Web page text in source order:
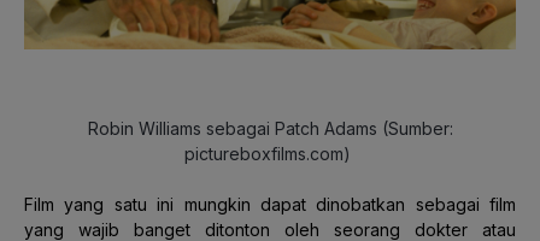
Robin Williams sebagai Patch Adams (Sumber:
pictureboxfilms.com)
Film yang satu ini mungkin dapat dinobatkan sebagai film
yang wajib banget ditonton oleh seorang dokter atau